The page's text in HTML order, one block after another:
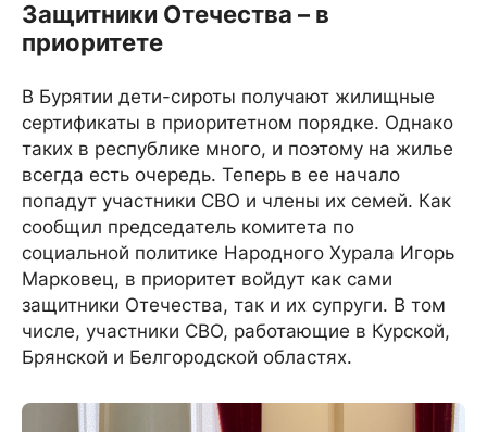
Защитники Отечества – в
приоритете
В Бурятии дети-сироты получают жилищные
сертификаты в приоритетном порядке. Однако
таких в республике много, и поэтому на жилье
всегда есть очередь. Теперь в ее начало
попадут участники СВО и члены их семей. Как
сообщил председатель комитета по
социальной политике Народного Хурала Игорь
Марковец, в приоритет войдут как сами
защитники Отечества, так и их супруги. В том
числе, участники СВО, работающие в Курской,
Брянской и Белгородской областях.